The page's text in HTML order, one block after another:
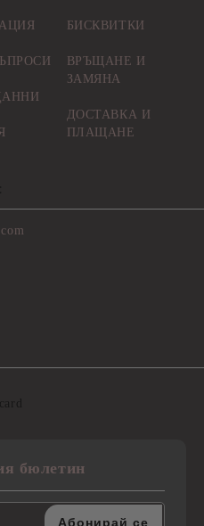
БИСКВИТКИ
ВРЪЩАНЕ И
ЗАМЯНА
ДОСТАВКА И
ПЛАЩАНЕ
бюлетин